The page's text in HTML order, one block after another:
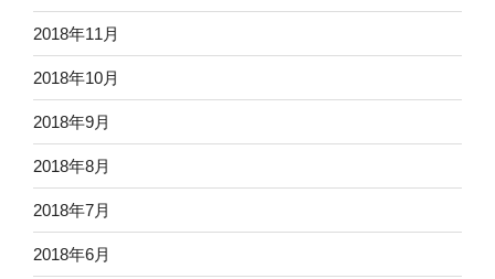
2018年11月
2018年10月
2018年9月
2018年8月
2018年7月
2018年6月